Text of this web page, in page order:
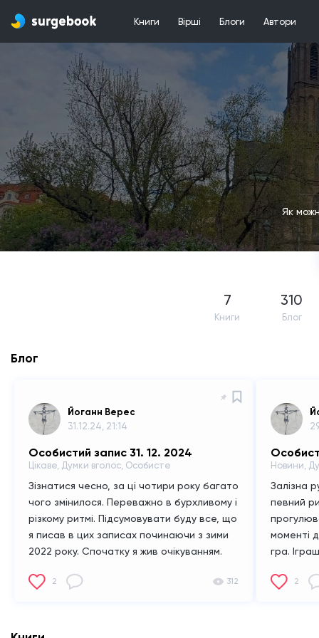
Книги Вірші Блоги Автори
Як
7
Книги
310
Блог
Блог
Йоганн Верес
31.12.24, 21:14
Особистий запис 31. 12. 2024
Цікаве, Думки вголос, Особисте
Зізнатися чесно, за ці чотири року багато
чого змінилося. Переважно в бурхливому і
різкому ритмі. Підсумовувати буду все, що
я писав в цих записах починаючи з зими
2022 року. Спочатку я жив очікуванням.
очікуванням перед тим як лягав спати.
Очікування вбивало мене або ж часто
2 312
Новини,
Залізна
певний
моменті
гра.
метушні.
2